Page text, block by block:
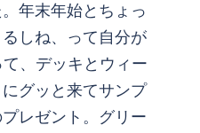
年末年始とちょっ
しね、って自分が
、デッキとウィー
グッと来てサンプ
レゼント。グリー